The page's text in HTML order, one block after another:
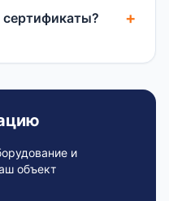
сертификаты?
и
объект